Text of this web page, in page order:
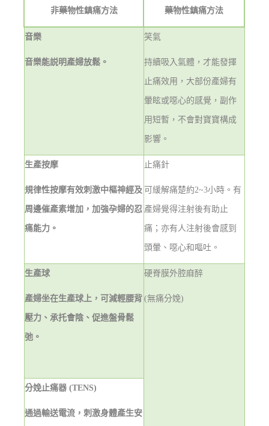
非藥物性鎮痛方法 藥物性鎮痛方法
音樂
音樂能説明產婦放鬆。
笑氣
持續吸入氣體，才能發揮
止痛效用，大部份產婦有
暈眩或噁心的感覺，副作
用短暫，不會對寶寶構成
影響。
生產按摩
規律性按摩有效刺激中樞神經及
周邊催產素增加，加強孕婦的忍
痛能力。
止痛針
可緩解痛楚約2~3小時。有
產婦覺得注射後有助止
痛；亦有人注射後會感到
頭暈、噁心和嘔吐。
生產球
產婦坐在生產球上，可減輕腰背
壓力、承托會陰、促進盤骨鬆
弛。
硬脊膜外腔麻醉
(無痛分娩)
分娩止痛器 (TENS)
通過輸送電流，刺激身體產生安